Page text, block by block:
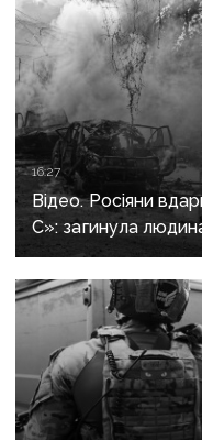
16:27
Відео. Росіяни
С»: загинула